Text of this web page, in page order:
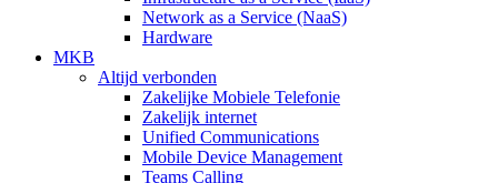
Network as a Service (NaaS)
Hardware
MKB
Altijd verbonden
Zakelijke Mobiele Telefonie
Zakelijk internet
Unified Communications
Mobile Device Management
Teams Calling